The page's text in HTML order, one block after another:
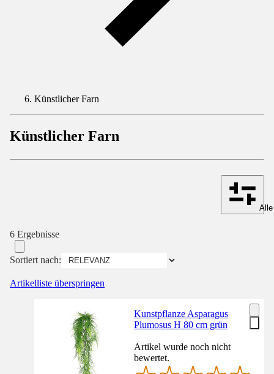
Künstlicher Farn
Künstlicher Farn
6 Ergebnisse
Sortiert nach:
Artikelliste überspringen
Kunstpflanze Asparagus
Plumosus H 80 cm grün
Artikel wurde noch nicht
bewertet.